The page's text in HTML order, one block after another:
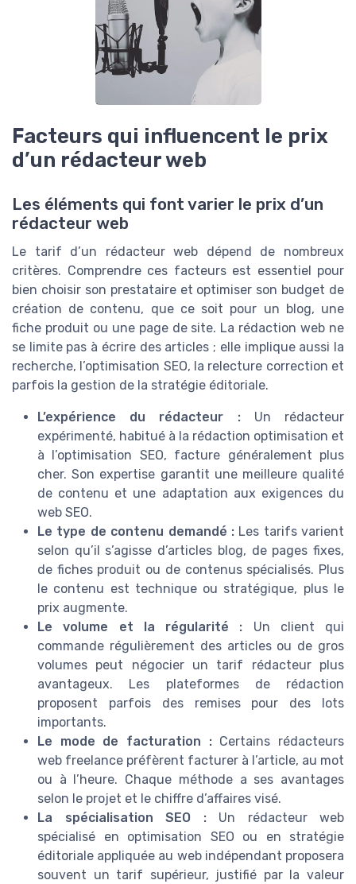
Facteurs qui influencent le prix
d’un rédacteur web
Les éléments qui font varier le prix d’un
rédacteur web
Le tarif d’un rédacteur web dépend de nombreux
critères. Comprendre ces facteurs est essentiel pour
bien choisir son prestataire et optimiser son budget de
création de contenu, que ce soit pour un blog, une
fiche produit ou une page de site. La rédaction web ne
se limite pas à écrire des articles ; elle implique aussi la
recherche, l’optimisation SEO, la relecture correction et
parfois la gestion de la stratégie éditoriale.
L’expérience du rédacteur :Un rédacteur
expérimenté, habitué à la rédaction optimisation et
à l’optimisation SEO, facture généralement plus
cher. Son expertise garantit une meilleure qualité
de contenu et une adaptation aux exigences du
web SEO.
Le type de contenu demandé :Les tarifs varient
selon qu’il s’agisse d’articles blog, de pages fixes,
de fiches produit ou de contenus spécialisés. Plus
le contenu est technique ou stratégique, plus le
prix augmente.
Le volume et la régularité : Un client qui
commande régulièrement des articles ou de gros
volumes peut négocier un tarif rédacteur plus
avantageux. Les plateformes de rédaction
proposent parfois des remises pour des lots
importants.
Le mode de facturation :Certains rédacteurs
web freelance préfèrent facturer à l’article, au mot
ou à l’heure. Chaque méthode a ses avantages
selon le projet et le chiffre d’affaires visé.
La spécialisation SEO :Un rédacteur web
spécialisé en optimisation SEO ou en stratégie
éditoriale appliquée au web indépendant proposera
souvent un tarif supérieur, justifié par la valeur